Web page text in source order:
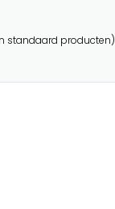
standaard producten)